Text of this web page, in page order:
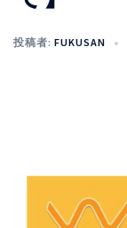
投稿者: FUKUSAN